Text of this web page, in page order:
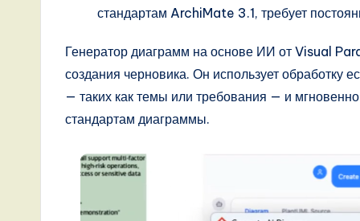
стандартам ArchiMate 3.1, требует
Генератор диаграмм на основе ИИ от Visual
создания черновика. Он использует обработку
— таких как темы или требования — и
стандартам диаграммы.